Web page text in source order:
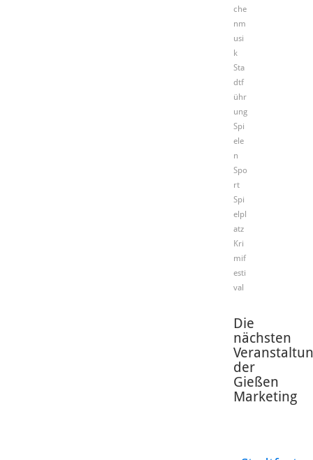
che
nm
usi
k
Sta
dtf
ühr
ung
Spi
ele
n
Spo
rt
Spi
elpl
atz
Kri
mif
esti
val
Die
nächsten
der
Gießen
Marketing